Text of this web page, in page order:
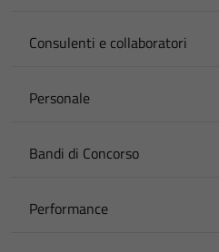
Consulenti e collaboratori
Personale
Bandi di Concorso
Performance